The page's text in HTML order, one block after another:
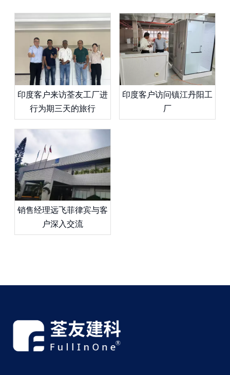
印度客户来访荃友工厂进
行为期三天的旅行
印度客户访问镇江丹阳工
厂
销售经理远飞菲律宾与客
户深入交流